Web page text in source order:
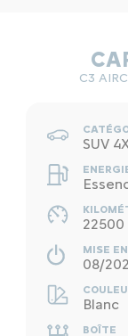
C3
SUV
22500
MISE
08/
Blanc
BOÎTE